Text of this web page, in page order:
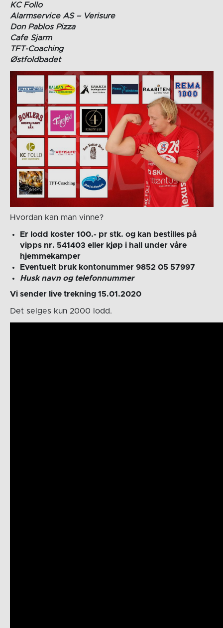
KC Follo
Alarmservice AS – Verisure
Don Pablos Pizza
Cafe Sjarm
TFT-Coaching
Østfoldbadet
Hvordan kan man vinne?
Er lodd koster 100.- pr stk. og kan bestilles på
vipps nr. 541403 eller kjøp i hall under våre
hjemmekamper
Eventuelt bruk kontonummer 9852 05 57997
Husk navn og telefonnummer
Vi sender live trekning 15.01.2020
Det selges kun 2000 lodd.